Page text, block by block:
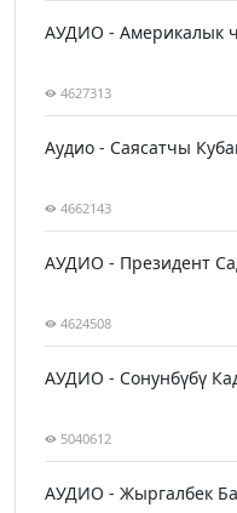
АУДИО - Америкалык
4627313
Аудио - Саясатчы
4662143
АУДИО - Президент
4624508
АУДИО - Сонунбүбү
5040612
АУДИО - Жыргалбек